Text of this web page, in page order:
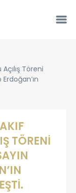
Töreni
TÖRENİ